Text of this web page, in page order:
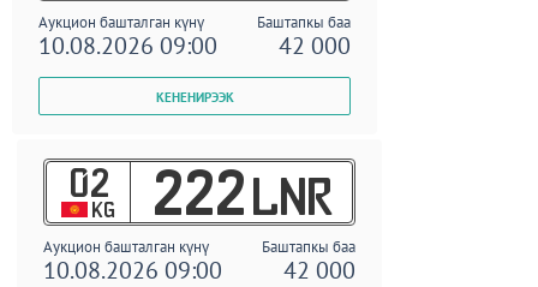
Аукцион башталган күнү Баштапкы баа
10.08.2026 09:00 42 000
02
KG 222 LNR
Аукцион башталган күнү Баштапкы баа
10.08.2026 09:00 42 000